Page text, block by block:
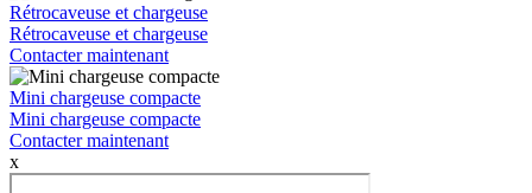
Rétrocaveuse et chargeuse
Rétrocaveuse et chargeuse
Contacter maintenant
Mini chargeuse compacte
Mini chargeuse compacte
Contacter maintenant
x